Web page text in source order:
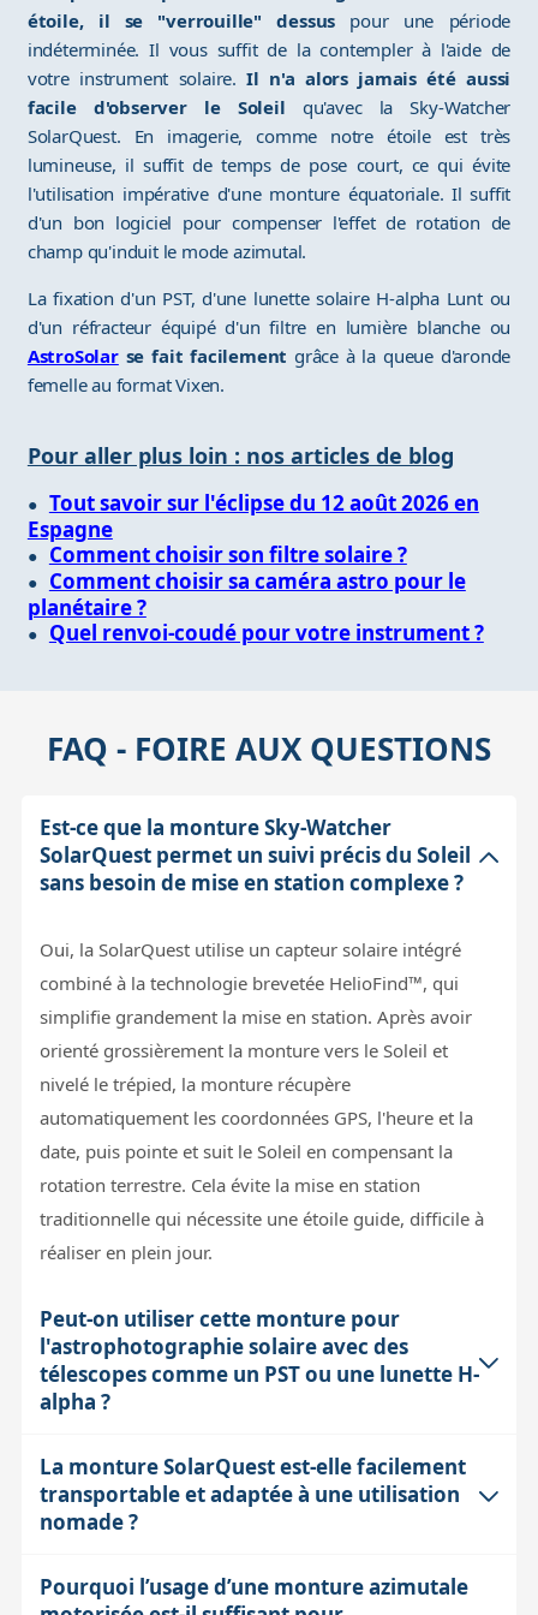
étoile, il se "verrouille" dessus pour une période
indéterminée. Il vous suffit de la contempler à l'aide de
votre instrument solaire.Il n'a alors jamais été aussi
facile d'observer le Soleil qu'avec la Sky-Watcher
SolarQuest. En imagerie, comme notre étoile est très
lumineuse, il suffit de temps de pose court, ce qui évite
l'utilisation impérative d'une monture équatoriale. Il suffit
d'un bon logiciel pour compenser l'effet de rotation de
champ qu'induit le mode azimutal.
La fixation d'un PST, d'une lunette solaire H-alpha Lunt ou
d'un réfracteur équipé d'un filtre en lumière blanche ou
AstroSolarse fait facilement grâce à la queue d'aronde
femelle au format Vixen.
Pour aller plus loin : nos articles de blog
Tout savoir sur l'éclipse du 12 août 2026 en
Espagne
Comment choisir son filtre solaire ?
Comment choisir sa caméra astro pour le
planétaire ?
Quel renvoi-coudé pour votre instrument ?
FAQ - FOIRE AUX QUESTIONS
Est-ce que la monture Sky-Watcher
SolarQuest permet un suivi précis du Soleil
sans besoin de mise en station complexe ?
Oui, la SolarQuest utilise un capteur solaire intégré
combiné à la technologie brevetée HelioFind™, qui
simplifie grandement la mise en station. Après avoir
orienté grossièrement la monture vers le Soleil et
nivelé le trépied, la monture récupère
automatiquement les coordonnées GPS, l'heure et la
date, puis pointe et suit le Soleil en compensant la
rotation terrestre. Cela évite la mise en station
traditionnelle qui nécessite une étoile guide, difficile à
réaliser en plein jour.
Peut-on utiliser cette monture pour
l'astrophotographie solaire avec des
télescopes comme un PST ou une lunette H-
alpha ?
Oui, la monture SolarQuest est conçue pour accueillir
des instruments solaires via sa queue d'aronde femelle
au format Vixen, compatible avec des PST, lunettes H-
Son suivi motorisé double axe permet de compenser la
La monture SolarQuest est-elle facilement
transportable et adaptée à une utilisation
nomade ?
Oui, avec un poids total de 3,2 kg (monture + trépied),
Pourquoi l’usage d’une monture azimutale